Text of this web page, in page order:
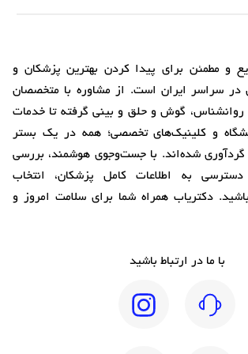
و مطمئن برای پیدا کردن بهترین پزشکان و
در سراسر ایران است. از مشاوره با متخصصان
روانشناس، گوش و حلق و بینی گرفته تا خدمات
و کلینیک‌های تخصصی؛ همه در یک بستر
گردآوری شده‌اند. با جست‌وجوی هوشمند، بررسی
دسترسی به اطلاعات کامل پزشکان، انتخاب
دکتریاب همراه شما برای سلامت امروز و
با ما در ارتباط باشید